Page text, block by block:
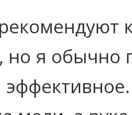
но я обычно